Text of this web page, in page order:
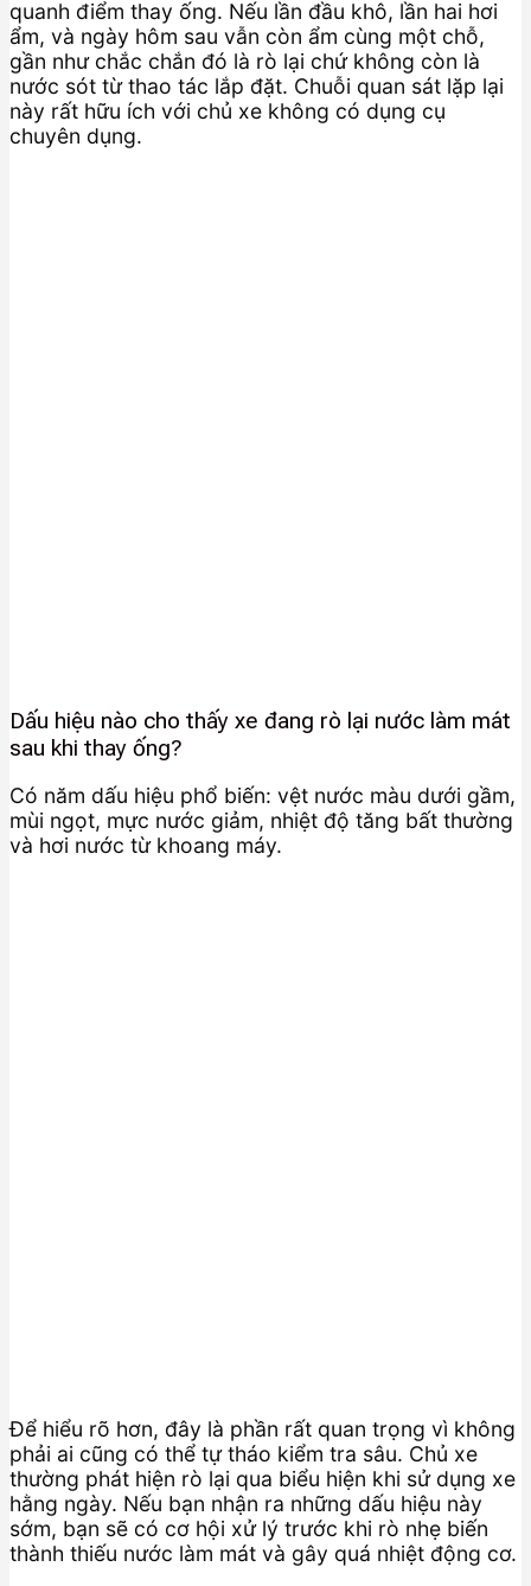
quanh điểm thay ống. Nếu lần đầu khô, lần hai hơi
ẩm, và ngày hôm sau vẫn còn ẩm cùng một chỗ,
gần như chắc chắn đó là rò lại chứ không còn là
nước sót từ thao tác lắp đặt. Chuỗi quan sát lặp lại
này rất hữu ích với chủ xe không có dụng cụ
chuyên dụng.
Dấu hiệu nào cho thấy xe đang rò lại nước làm mát
sau khi thay ống?
Có năm dấu hiệu phổ biến: vệt nước màu dưới gầm,
mùi ngọt, mực nước giảm, nhiệt độ tăng bất thường
và hơi nước từ khoang máy.
Để hiểu rõ hơn, đây là phần rất quan trọng vì không
phải ai cũng có thể tự tháo kiểm tra sâu. Chủ xe
thường phát hiện rò lại qua biểu hiện khi sử dụng xe
hằng ngày. Nếu bạn nhận ra những dấu hiệu này
sớm, bạn sẽ có cơ hội xử lý trước khi rò nhẹ biến
thành thiếu nước làm mát và gây quá nhiệt động cơ.